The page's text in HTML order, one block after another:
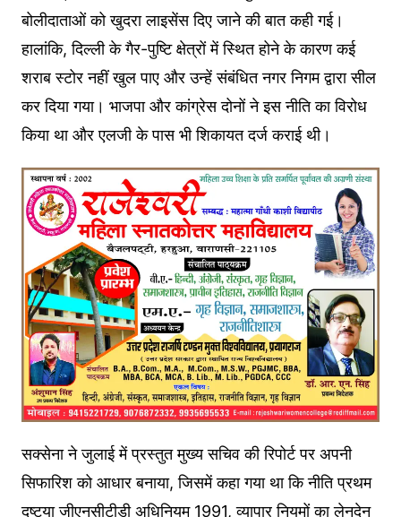
बोलीदाताओं को खुदरा लाइसेंस दिए जाने की बात कही गई।
हालांकि, दिल्ली के गैर-पुष्टि क्षेत्रों में स्थित होने के कारण कई
शराब स्टोर नहीं खुल पाए और उन्हें संबंधित नगर निगम द्वारा सील
कर दिया गया। भाजपा और कांग्रेस दोनों ने इस नीति का विरोध
किया था और एलजी के पास भी शिकायत दर्ज कराई थी।
सक्सेना ने जुलाई में प्रस्तुत मुख्य सचिव की रिपोर्ट पर अपनी
सिफारिश को आधार बनाया, जिसमें कहा गया था कि नीति प्रथम
दृष्टया जीएनसीटीडी अधिनियम 1991, व्यापार नियमों का लेनदेन